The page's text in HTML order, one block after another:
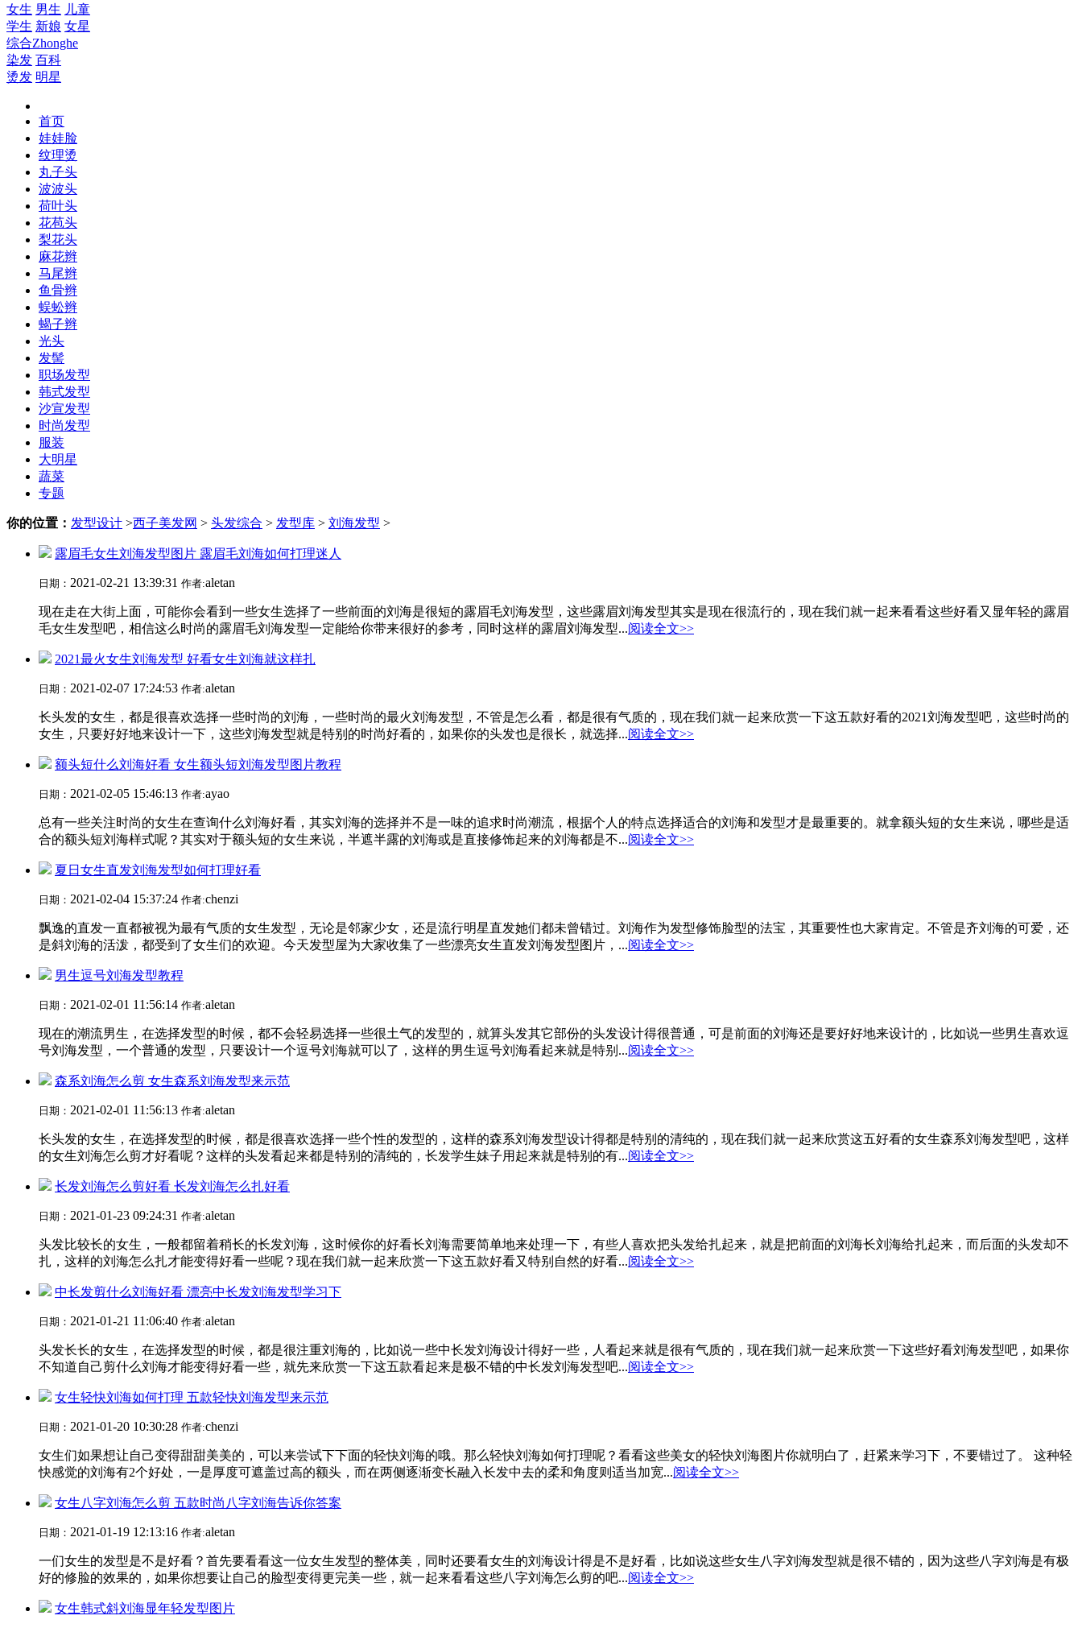
女生 男生 儿童
学生 新娘 女星
综合Zhonghe
染发 百科
烫发 明星
首页
娃娃脸
纹理烫
丸子头
波波头
荷叶头
花苞头
梨花头
麻花辫
马尾辫
鱼骨辫
蜈蚣辫
蝎子辫
光头
发髻
职场发型
韩式发型
沙宣发型
时尚发型
服装
大明星
蔬菜
专题
你的位置： 发型设计 >西子美发网 > 头发综合 > 发型库 > 刘海发型 >
露眉毛女生刘海发型图片 露眉毛刘海如何打理迷人
日期： 2021-02-21 13:39:31 作者:aletan
现在走在大街上面，可能你会看到一些女生选择了一些前面的刘海是很短的露眉毛刘海发型，这些露眉刘海发型其实是现在很流行的，现在我们就一起来看看这些好看又显年轻的露眉
毛女生发型吧，相信这么时尚的露眉毛刘海发型一定能给你带来很好的参考，同时这样的露眉刘海发型...阅读全文>>
2021最火女生刘海发型 好看女生刘海就这样扎
日期： 2021-02-07 17:24:53 作者:aletan
长头发的女生，都是很喜欢选择一些时尚的刘海，一些时尚的最火刘海发型，不管是怎么看，都是很有气质的，现在我们就一起来欣赏一下这五款好看的2021刘海发型吧，这些时尚的
女生，只要好好地来设计一下，这些刘海发型就是特别的时尚好看的，如果你的头发也是很长，就选择...阅读全文>>
额头短什么刘海好看 女生额头短刘海发型图片教程
日期： 2021-02-05 15:46:13 作者:ayao
总有一些关注时尚的女生在查询什么刘海好看，其实刘海的选择并不是一味的追求时尚潮流，根据个人的特点选择适合的刘海和发型才是最重要的。就拿额头短的女生来说，哪些是适
合的额头短刘海样式呢？其实对于额头短的女生来说，半遮半露的刘海或是直接修饰起来的刘海都是不...阅读全文>>
夏日女生直发刘海发型如何打理好看
日期： 2021-02-04 15:37:24 作者:chenzi
飘逸的直发一直都被视为最有气质的女生发型，无论是邻家少女，还是流行明星直发她们都未曾错过。刘海作为发型修饰脸型的法宝，其重要性也大家肯定。不管是齐刘海的可爱，还
是斜刘海的活泼，都受到了女生们的欢迎。今天发型屋为大家收集了一些漂亮女生直发刘海发型图片，...阅读全文>>
男生逗号刘海发型教程
日期： 2021-02-01 11:56:14 作者:aletan
现在的潮流男生，在选择发型的时候，都不会轻易选择一些很土气的发型的，就算头发其它部份的头发设计得很普通，可是前面的刘海还是要好好地来设计的，比如说一些男生喜欢逗
号刘海发型，一个普通的发型，只要设计一个逗号刘海就可以了，这样的男生逗号刘海看起来就是特别...阅读全文>>
森系刘海怎么剪 女生森系刘海发型来示范
日期： 2021-02-01 11:56:13 作者:aletan
长头发的女生，在选择发型的时候，都是很喜欢选择一些个性的发型的，这样的森系刘海发型设计得都是特别的清纯的，现在我们就一起来欣赏这五好看的女生森系刘海发型吧，这样
的女生刘海怎么剪才好看呢？这样的头发看起来都是特别的清纯的，长发学生妹子用起来就是特别的有...阅读全文>>
长发刘海怎么剪好看 长发刘海怎么扎好看
日期： 2021-01-23 09:24:31 作者:aletan
头发比较长的女生，一般都留着稍长的长发刘海，这时候你的好看长刘海需要简单地来处理一下，有些人喜欢把头发给扎起来，就是把前面的刘海长刘海给扎起来，而后面的头发却不
扎，这样的刘海怎么扎才能变得好看一些呢？现在我们就一起来欣赏一下这五款好看又特别自然的好看...阅读全文>>
中长发剪什么刘海好看 漂亮中长发刘海发型学习下
日期： 2021-01-21 11:06:40 作者:aletan
头发长长的女生，在选择发型的时候，都是很注重刘海的，比如说一些中长发刘海设计得好一些，人看起来就是很有气质的，现在我们就一起来欣赏一下这些好看刘海发型吧，如果你
不知道自己剪什么刘海才能变得好看一些，就先来欣赏一下这五款看起来是极不错的中长发刘海发型吧...阅读全文>>
女生轻快刘海如何打理 五款轻快刘海发型来示范
日期： 2021-01-20 10:30:28 作者:chenzi
女生们如果想让自己变得甜甜美美的，可以来尝试下下面的轻快刘海的哦。那么轻快刘海如何打理呢？看看这些美女的轻快刘海图片你就明白了，赶紧来学习下，不要错过了。 这种轻
快感觉的刘海有2个好处，一是厚度可遮盖过高的额头，而在两侧逐渐变长融入长发中去的柔和角度则适当加宽...阅读全文>>
女生八字刘海怎么剪 五款时尚八字刘海告诉你答案
日期： 2021-01-19 12:13:16 作者:aletan
一们女生的发型是不是好看？首先要看看这一位女生发型的整体美，同时还要看女生的刘海设计得是不是好看，比如说这些女生八字刘海发型就是很不错的，因为这些八字刘海是有极
好的修脸的效果的，如果你想要让自己的脸型变得更完美一些，就一起来看看这些八字刘海怎么剪的吧...阅读全文>>
女生韩式斜刘海显年轻发型图片